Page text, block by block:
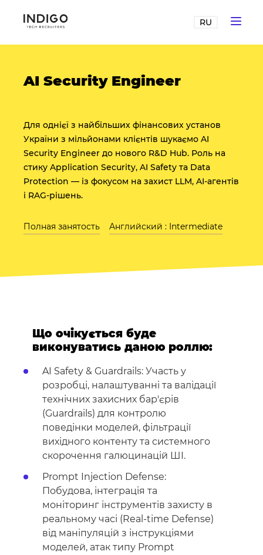
RU
AI Security Engineer
Для однієї з найбільших фінансових установ
України з мільйонами клієнтів шукаємо AI
Security Engineer до нового R&D Hub. Роль на
стику Application Security, AI Safety та Data
Protection — із фокусом на захист LLM, AI-агентів
і RAG-рішень.
Полная занятость Английский : Intermediate
Що очікується буде
виконуватись даною роллю:
AI Safety & Guardrails: Участь у
розробці, налаштуванні та валідації
технічних захисних бар'єрів
(Guardrails) для контролю
поведінки моделей, фільтрації
вихідного контенту та системного
скорочення галюцинацій ШІ.
Prompt Injection Defense:
Побудова, інтеграція та
моніторинг інструментів захисту в
реальному часі (Real-time Defense)
від маніпуляцій з інструкціями
моделей, атак типу Prompt